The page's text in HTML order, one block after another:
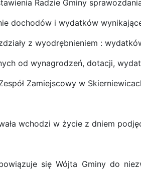
Radzie Gminy
dochodów i wydatków
z wyodrębnieniem :
od wynagrodzeń, dotacji,
Zamiejscowy w
wchodzi w życie z dniem
się Wójta Gminy do